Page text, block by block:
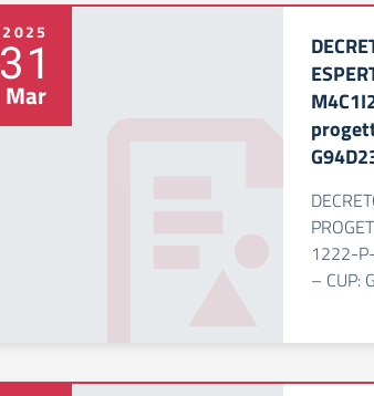
2025
31
Mar
1222-
– CUP: